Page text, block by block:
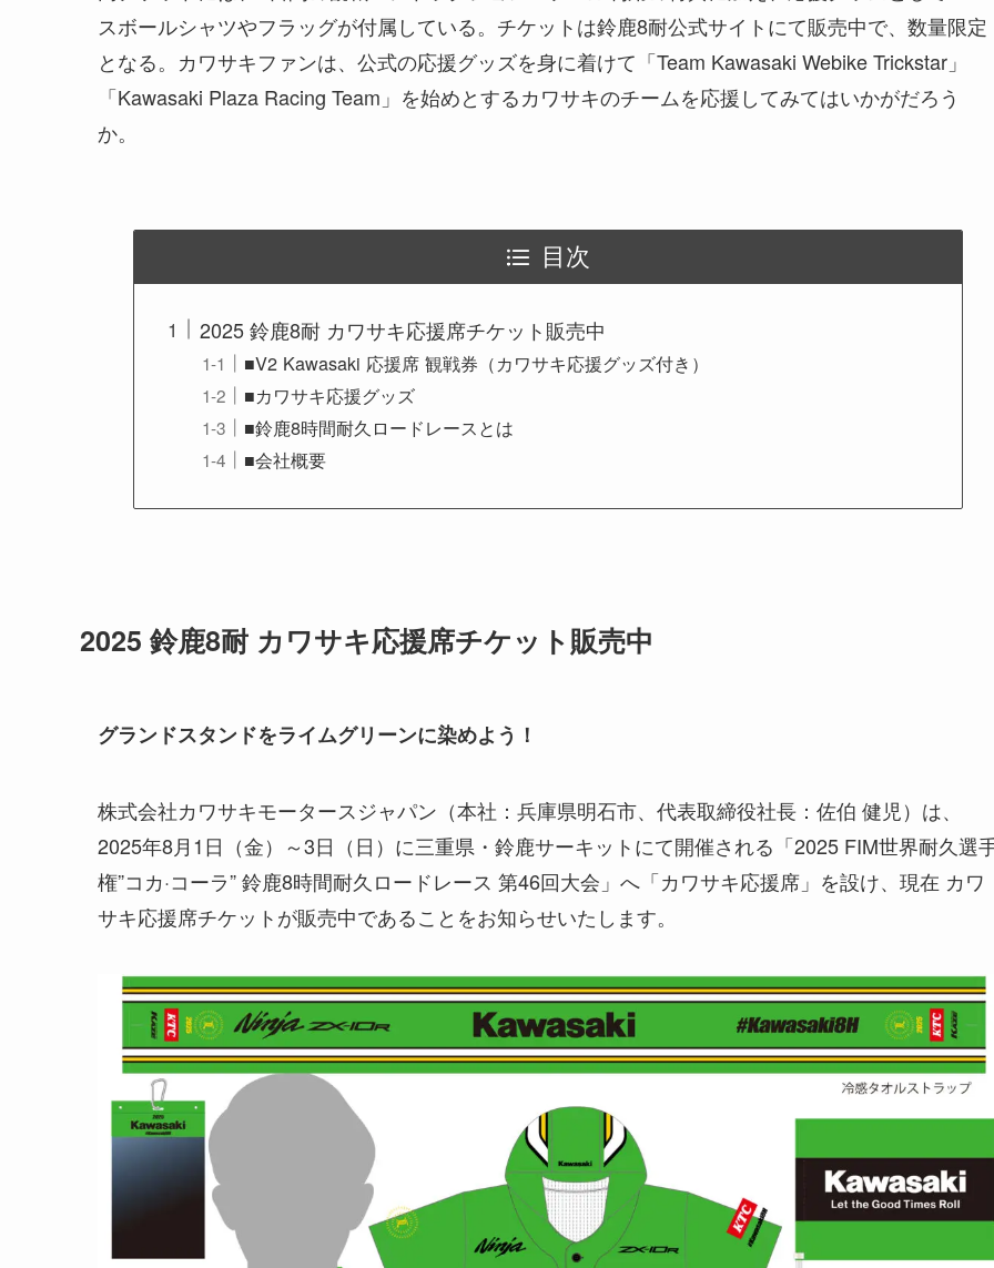
スボールシャツやフラッグが付属している。チケットは鈴鹿8耐公式サイトにて販売中で、数量限定
となる。カワサキファンは、公式の応援グッズを身に着けて「Team Kawasaki Webike Trickstar」
「Kawasaki Plaza Racing Team」を始めとするカワサキのチームを応援してみてはいかがだろう
か。
目次
2025 鈴鹿8耐 カワサキ応援席チケット販売中
■V2 Kawasaki 応援席 観戦券（カワサキ応援グッズ付き）
■カワサキ応援グッズ
■鈴鹿8時間耐久ロードレースとは
■会社概要
2025 鈴鹿8耐 カワサキ応援席チケット販売中
グランドスタンドをライムグリーンに染めよう！
株式会社カワサキモータースジャパン（本社：兵庫県明石市、代表取締役社長：佐伯 健児）は、
2025年8月1日（金）～3日（日）に三重県・鈴鹿サーキットにて開催される「2025 FIM世界耐久選
権”コカ·コーラ” 鈴鹿8時間耐久ロードレース 第46回大会」へ「カワサキ応援席」を設け、現在 カワ
サキ応援席チケットが販売中であることをお知らせいたします。